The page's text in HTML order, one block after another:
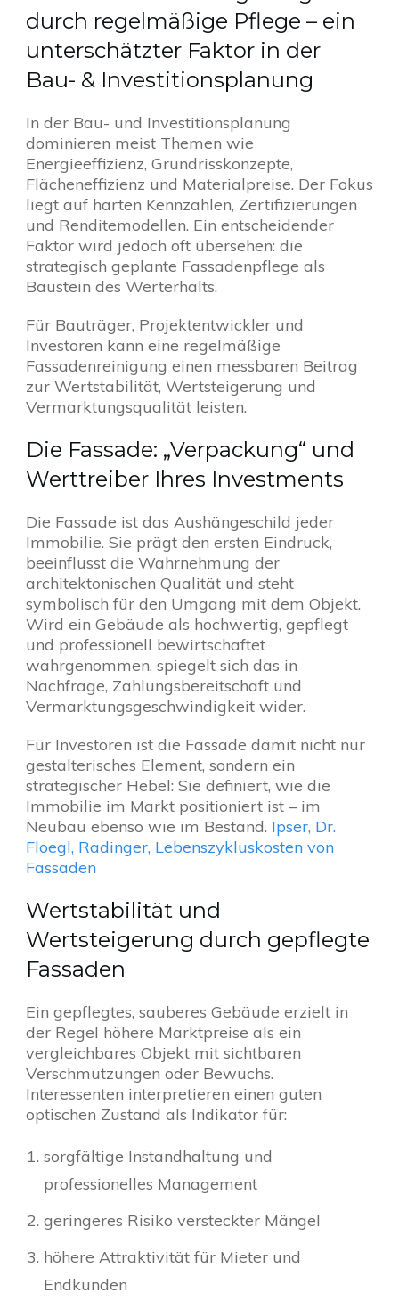
durch regelmäßige Pflege – ein
unterschätzter Faktor in der
Bau- & Investitionsplanung
In der Bau- und Investitionsplanung
dominieren meist Themen wie
Energieeffizienz, Grundrisskonzepte,
Flächeneffizienz und Materialpreise. Der Fokus
liegt auf harten Kennzahlen, Zertifizierungen
und Renditemodellen. Ein entscheidender
Faktor wird jedoch oft übersehen: die
strategisch geplante Fassadenpflege als
Baustein des Werterhalts.
Für Bauträger, Projektentwickler und
Investoren kann eine regelmäßige
Fassadenreinigung einen messbaren Beitrag
zur Wertstabilität, Wertsteigerung und
Vermarktungsqualität leisten.
Die Fassade: „Verpackung“ und
Werttreiber Ihres Investments
Die Fassade ist das Aushängeschild jeder
Immobilie. Sie prägt den ersten Eindruck,
beeinflusst die Wahrnehmung der
architektonischen Qualität und steht
symbolisch für den Umgang mit dem Objekt.
Wird ein Gebäude als hochwertig, gepflegt
und professionell bewirtschaftet
wahrgenommen, spiegelt sich das in
Nachfrage, Zahlungsbereitschaft und
Vermarktungsgeschwindigkeit wider.
Für Investoren ist die Fassade damit nicht nur
gestalterisches Element, sondern ein
strategischer Hebel: Sie definiert, wie die
Immobilie im Markt positioniert ist – im
Neubau ebenso wie im Bestand. Ipser, Dr.
Floegl, Radinger, Lebenszykluskosten von
Fassaden
Wertstabilität und
Wertsteigerung durch gepflegte
Fassaden
Ein gepflegtes, sauberes Gebäude erzielt in
der Regel höhere Marktpreise als ein
vergleichbares Objekt mit sichtbaren
Verschmutzungen oder Bewuchs.
Interessenten interpretieren einen guten
optischen Zustand als Indikator für:
sorgfältige Instandhaltung und
professionelles Management
geringeres Risiko versteckter Mängel
höhere Attraktivität für Mieter und
Endkunden